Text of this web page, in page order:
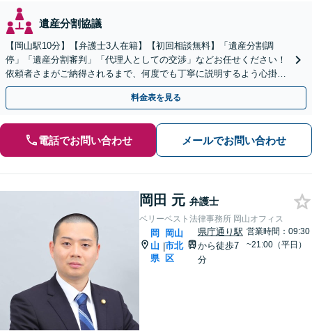
遺産分割協議
【岡山駅10分】【弁護士3人在籍】【初回相談無料】「遺産分割調
停」「遺産分割審判」「代理人としての交渉」などお任せください！
依頼者さまがご納得されるまで、何度でも丁寧に説明するよう心掛け
ています【土日祝／夜間対応可】【当日／電話相談可】
料金表を見る
電話でお問い合わせ メールでお問い合わせ
岡田 元 弁護士
ベリーベスト法律事務所 岡山オフィス
岡
山
県
|
岡山
市北
区
県庁通り駅
から徒歩7
分
営業時間：09:30
~21:00（平日）